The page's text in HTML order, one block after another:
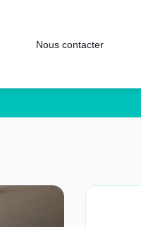
Nous contacter